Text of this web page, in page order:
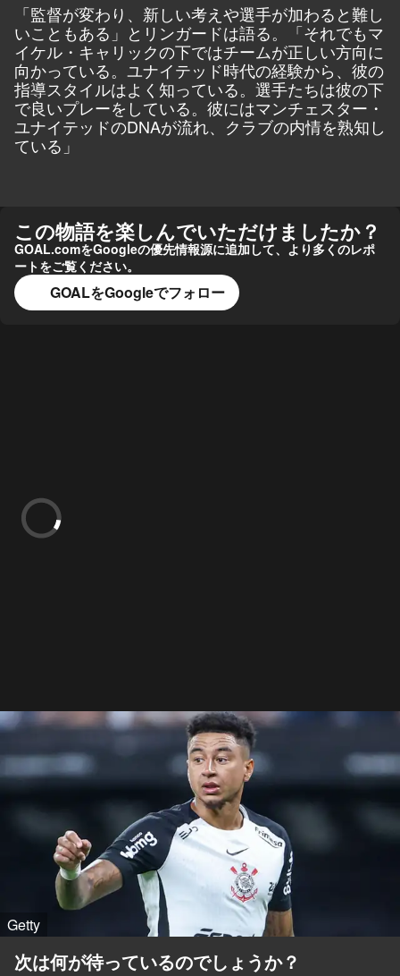
「監督が変わり、新しい考えや選手が加わると難し
いこともある」とリンガードは語る。「それでもマ
イケル・キャリックの下ではチームが正しい方向に
向かっている。ユナイテッド時代の経験から、彼の
指導スタイルはよく知っている。選手たちは彼の下
で良いプレーをしている。彼にはマンチェスター・
ユナイテッドのDNAが流れ、クラブの内情を熟知し
ている」
この物語を楽しんでいただけましたか？
GOAL.comをGoogleの優先情報源に追加して、より多くのレポ
ートをご覧ください。
GOALをGoogleでフォロー
Getty
次は何が待っているのでしょうか？